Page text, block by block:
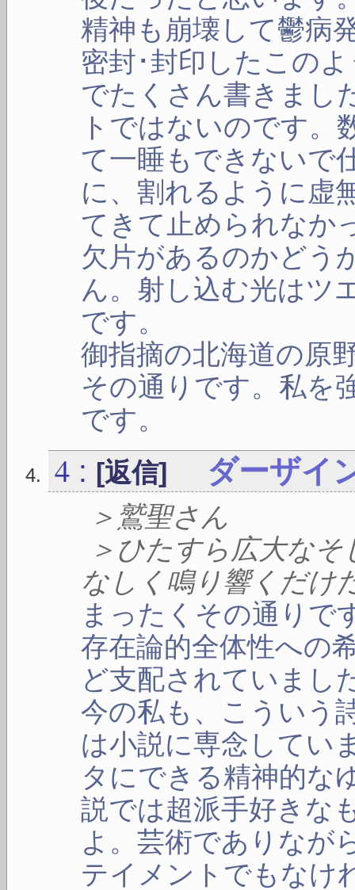
精神も崩壊して鬱病
密封･封印したこの
でたくさん書きまし
トではないのです。
て一睡もできないで
に、割れるように虚
てきて止められなか
欠片があるのかどう
ん。射し込む光はツ
です。
御指摘の北海道の原
その通りです。私を
です。
4 : [返信] ダーザイ
＞鷲聖さん
＞ひたすら広大な
なしく鳴り響くだけ
まったくその通りで
存在論的全体性への
ど支配されていまし
今の私も、こういう
は小説に専念してい
タにできる精神的な
説では超派手好きな
よ。芸術でありなが
テイメントでもなけ